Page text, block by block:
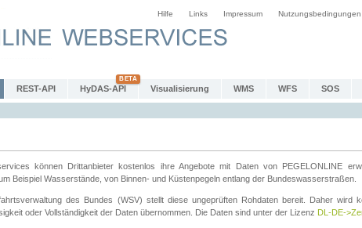
Hilfe Links Impressum Nutzungsbedingungen
REST-API HyDAS-API Visualisierung WMS WFS SOS
können Drittanbieter kostenlos ihre Angebote mit Daten von PEGELONLINE
Beispiel Wasserstände, von Binnen- und Küstenpegeln entlang der Bundeswasserstraßen.
des Bundes (WSV) stellt diese ungeprüften Rohdaten bereit. Daher wird
oder Vollständigkeit der Daten übernommen. Die Daten sind unter der Lizenz DL-DE-